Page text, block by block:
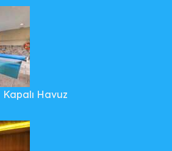
Kapalı Havuz